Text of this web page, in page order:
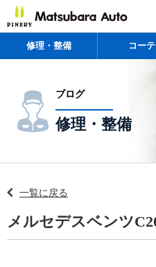
修理・整備 コー
ブログ
修理・整備
一覧に戻る
メルセデスベンツ